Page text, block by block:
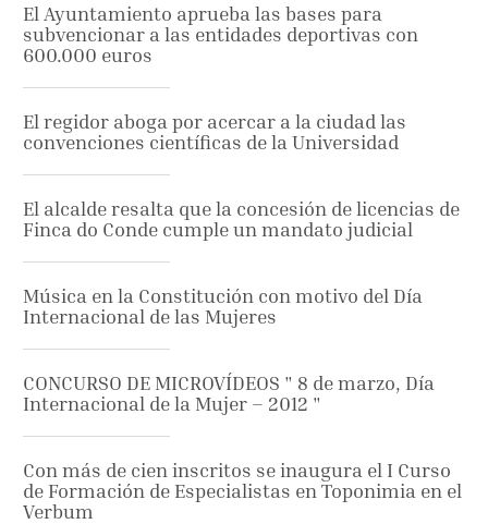
El Ayuntamiento aprueba las bases para
subvencionar a las entidades deportivas con
600.000 euros
El regidor aboga por acercar a la ciudad las
convenciones científicas de la Universidad
El alcalde resalta que la concesión de licencias de
Finca do Conde cumple un mandato judicial
Música en la Constitución con motivo del Día
Internacional de las Mujeres
CONCURSO DE MICROVÍDEOS " 8 de marzo, Día
Internacional de la Mujer – 2012 "
Con más de cien inscritos se inaugura el I Curso
de Formación de Especialistas en Toponimia en el
Verbum